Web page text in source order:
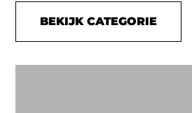
BEKIJK CATEGORIE